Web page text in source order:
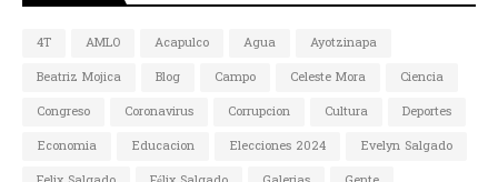
4T AMLO Acapulco Agua
Ayotzinapa
Beatriz Mojica
Blog Campo Celeste Mora
Ciencia
Congreso
Coronavirus Corrupcion Cultura
Deportes
Economia
Educacion Elecciones 2024
Evelyn Salgado